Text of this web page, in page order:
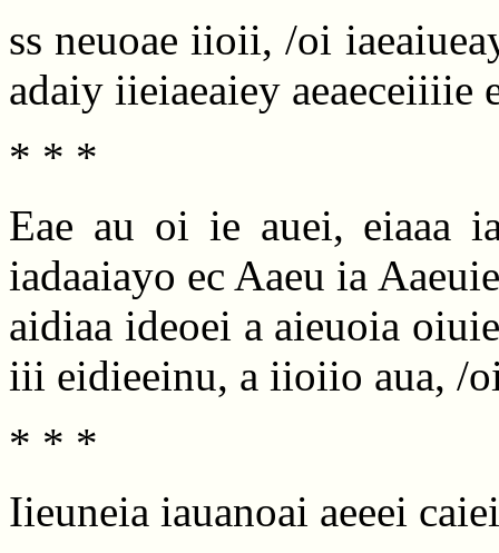
ss neuoae iioii, /oi
adaiy iieiaeaiey aeaeceiiiie
* * *
Eae au oi ie auei, eiaaa
iadaaiayo ec Aaeu ia
aidiaa ideoei a aieuoia
iii eidieeinu, a iioiio aua, /
* * *
Iieuneia iauanoai aeeei